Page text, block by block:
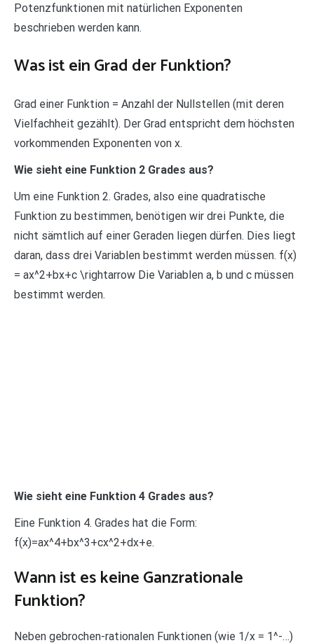
Potenzfunktionen mit natürlichen Exponenten
beschrieben werden kann.
Was ist ein Grad der Funktion?
Grad einer Funktion = Anzahl der Nullstellen (mit deren
Vielfachheit gezählt). Der Grad entspricht dem höchsten
vorkommenden Exponenten von x.
Wie sieht eine Funktion 2 Grades aus?
Um eine Funktion 2. Grades, also eine quadratische
Funktion zu bestimmen, benötigen wir drei Punkte, die
nicht sämtlich auf einer Geraden liegen dürfen. Dies liegt
daran, dass drei Variablen bestimmt werden müssen. f(x)
= ax^2+bx+c \rightarrow Die Variablen a, b und c müssen
bestimmt werden.
Wie sieht eine Funktion 4 Grades aus?
Eine Funktion 4. Grades hat die Form:
f(x)=ax^4+bx^3+cx^2+dx+e.
Wann ist es keine Ganzrationale
Funktion?
Neben gebrochen-rationalen Funktionen (wie 1/x = 1^-…)